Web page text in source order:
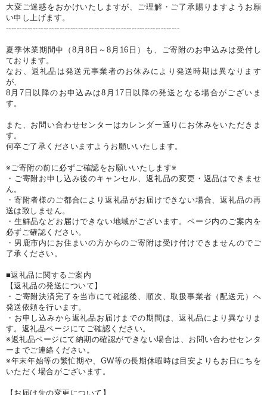
大変ご迷惑をおかけいたしますが、ご理解・ご了承賜りますようお願
い申し上げます。
-----------------------------------------------------------------
夏季休業期間中（8月8日～8月16日）も、ご寄附のお申込みは受付し
ております。
なお、返礼品は発送元事業者のお休みにより発送時期は異なります
が、
8月7日以降のお申込みは8月17日以降の発送となる場合がございま
す。
また、お問い合わせセンターはカレンダー通りにお休みをいただきま
す。
何卒ご了承くださいますようお願いいたします。
※ご寄附の前に必ずご確認をお願いいたします※
・ご寄附お申し込み後のキャンセル、返礼品の変更・返品はできませ
ん。
・寄附者様のご都合により返礼品がお届けできない場合、返礼品の再
送は致しません。
・生鮮品などお届けできない地域がございます。ページ内のご案内を
必ずご確認ください。
・男鹿市内にお住まいの方からのご寄附は受け付けできませんのでご
了承ください。
■返礼品に関するご案内
【返礼品の発送について】
・ご寄附決済完了を当市にて確認後、順次、取扱事業者（配送元）へ
発送依頼を行います。
・お申し込みから返礼品お届けまでの期間は、返礼品により異なりま
す。返礼品ページにてご確認ください。
※返礼品ページにて納期の確認ができない場合は、お問い合わせセンタ
ーまでご連絡ください。
※年末年始等の繁忙期や、GW等の長期休暇時は目安よりもお日にちを
いただく場合がございます。
【お届け先の変更について】